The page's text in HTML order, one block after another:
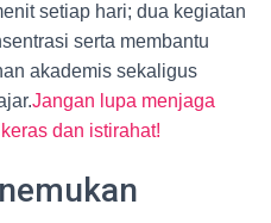
setiap hari; dua kegiatan
serta membantu
akademis sekaligus
Jangan lupa menjaga
dan istirahat!